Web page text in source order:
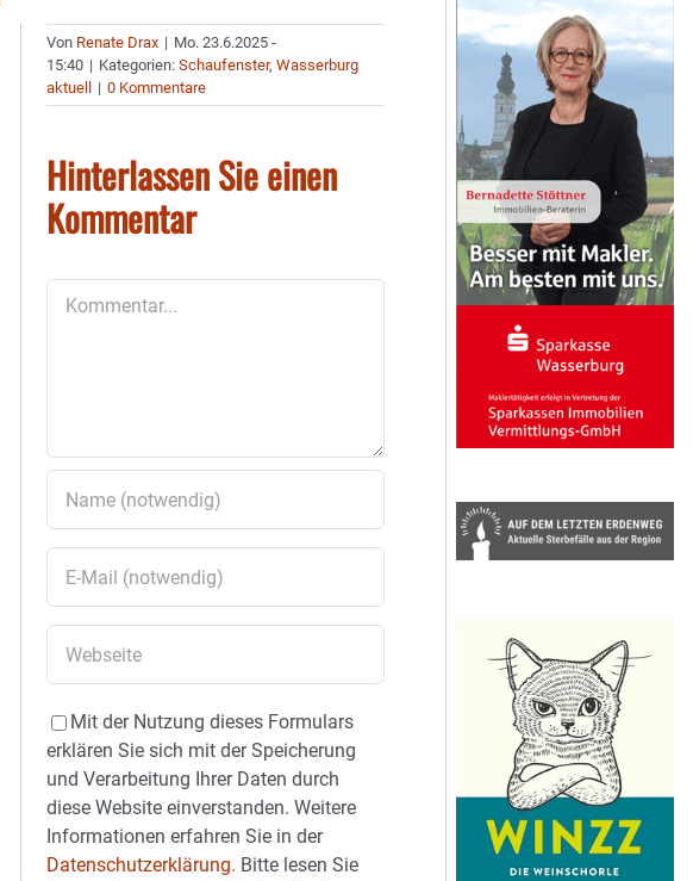
Von Renate Drax | Mo. 23.6.2025 -
15:40 | Kategorien:Schaufenster,Wasserburg
aktuell
| 0 Kommentare
Hinterlassen Sie einen
Kommentar
Mit der Nutzung dieses Formulars
erklären Sie sich mit der Speicherung
und Verarbeitung Ihrer Daten durch
diese Website einverstanden. Weitere
Informationen erfahren Sie in der
Datenschutzerklärung. Bitte lesen Sie